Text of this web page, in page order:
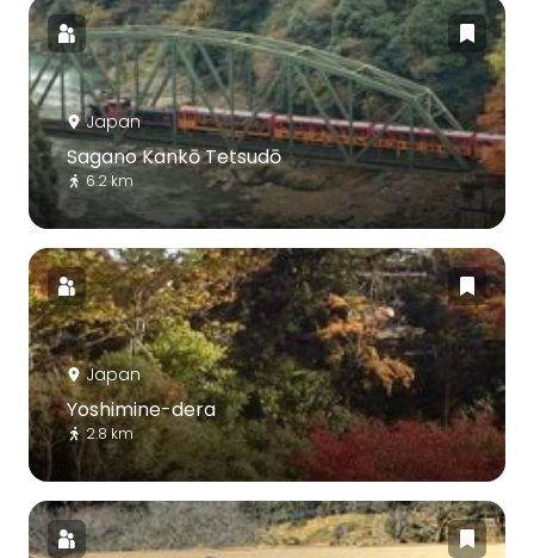
Japan
Sagano Kankō Tetsudō
6.2 km
Japan
Yoshimine-dera
2.8 km